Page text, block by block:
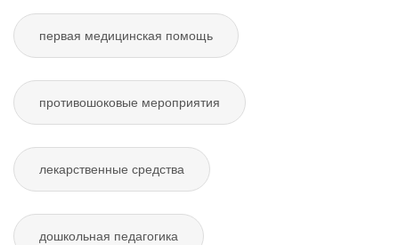
первая медицинская помощь
противошоковые мероприятия
лекарственные средства
дошкольная педагогика